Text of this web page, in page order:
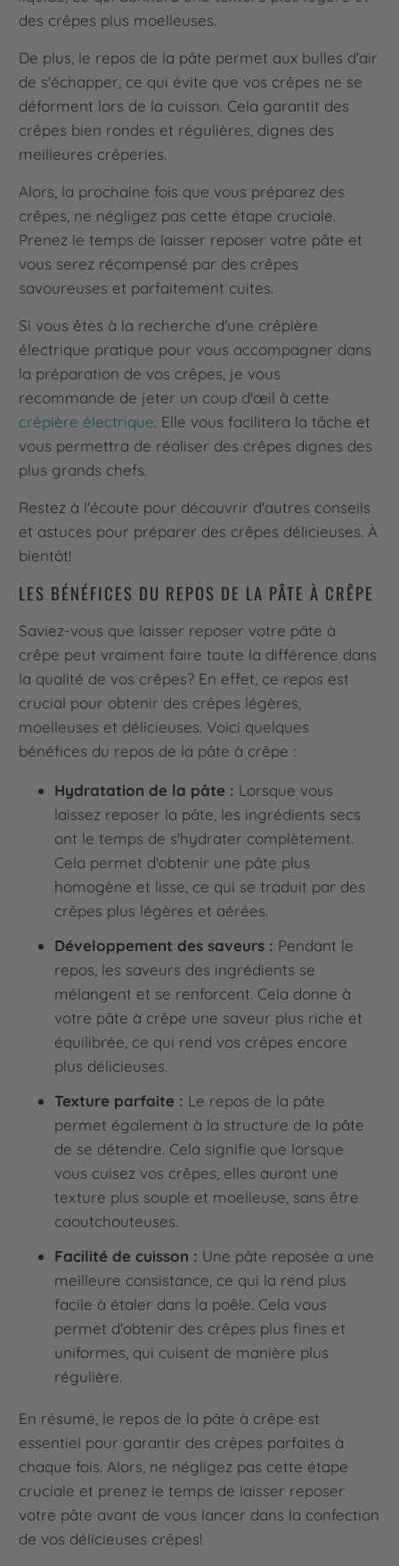
des crêpes plus moelleuses.
De plus, le repos de la pâte permet aux bulles d'air
de s'échapper, ce qui évite que vos crêpes ne se
déforment lors de la cuisson. Cela garantit des
crêpes bien rondes et régulières, dignes des
meilleures crêperies.
Alors, la prochaine fois que vous préparez des
crêpes, ne négligez pas cette étape cruciale.
Prenez le temps de laisser reposer votre pâte et
vous serez récompensé par des crêpes
savoureuses et parfaitement cuites.
Si vous êtes à la recherche d'une crêpière
électrique pratique pour vous accompagner dans
la préparation de vos crêpes, je vous
recommande de jeter un coup d'œil à cette
crêpière électrique. Elle vous facilitera la tâche et
vous permettra de réaliser des crêpes dignes des
plus grands chefs.
Restez à l'écoute pour découvrir d'autres conseils
et astuces pour préparer des crêpes délicieuses. À
bientôt!
LES BÉNÉFICES DU REPOS DE LA PÂTE À CRÊPE
Saviez-vous que laisser reposer votre pâte à
crêpe peut vraiment faire toute la différence dans
la qualité de vos crêpes? En effet, ce repos est
crucial pour obtenir des crêpes légères,
moelleuses et délicieuses. Voici quelques
bénéfices du repos de la pâte à crêpe :
Hydratation de la pâte : Lorsque vous
laissez reposer la pâte, les ingrédients secs
ont le temps de s'hydrater complètement.
Cela permet d'obtenir une pâte plus
homogène et lisse, ce qui se traduit par des
crêpes plus légères et aérées.
Développement des saveurs : Pendant le
repos, les saveurs des ingrédients se
mélangent et se renforcent. Cela donne à
votre pâte à crêpe une saveur plus riche et
équilibrée, ce qui rend vos crêpes encore
plus délicieuses.
Texture parfaite : Le repos de la pâte
permet également à la structure de la pâte
de se détendre. Cela signifie que lorsque
vous cuisez vos crêpes, elles auront une
texture plus souple et moelleuse, sans être
caoutchouteuses.
Facilité de cuisson : Une pâte reposée a une
meilleure consistance, ce qui la rend plus
facile à étaler dans la poêle. Cela vous
permet d'obtenir des crêpes plus fines et
uniformes, qui cuisent de manière plus
régulière.
En résumé, le repos de la pâte à crêpe est
essentiel pour garantir des crêpes parfaites à
chaque fois. Alors, ne négligez pas cette étape
cruciale et prenez le temps de laisser reposer
votre pâte avant de vous lancer dans la confection
de vos délicieuses crêpes!